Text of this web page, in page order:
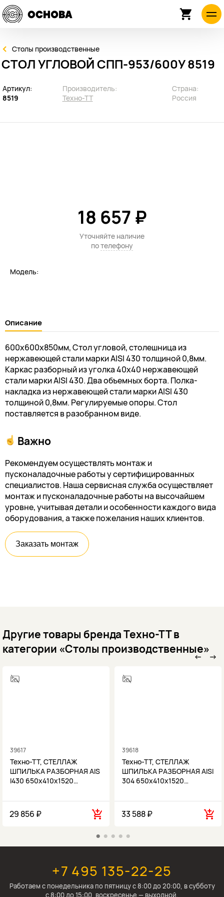
Столы производственные
СТОЛ УГЛОВОЙ СПП-953/600У 8519
Артикул:
8519
Производитель:
Техно-ТТ
Страна:
Россия
Модель:
18 657 ₽
Уточняйте наличие
потелефону
Описание
600х600х850мм, Стол угловой, столешница из
нержавеющей стали марки AISI 430 толщиной 0,8мм.
Каркас разборный из уголка 40х40 нержавеющей
стали марки AISI 430. Два объемных борта. Полка-
накладка из нержавеющей стали марки AISI 430
толщиной 0,8мм. Регулируемые опоры. Стол
поставляется в разобранном виде.
Важно
Рекомендуем осуществлять монтаж и
пусконаладочные работы у сертифицированных
специалистов. Наша сервисная служба осуществляет
монтаж и пусконаладочные работы на высочайшем
уровне, учитывая детали и особенности каждого вида
оборудования, а также пожелания наших клиентов.
Заказать монтаж
Другие товары бренда Техно-ТТ в
категории «Столы производственные»
←
39617
Техно-ТТ, СТЕЛЛАЖ
ШПИЛЬКА РАЗБОРНАЯ AIS
I430 650х410х1520…
29 856 ₽
39618
Техно-ТТ, СТЕЛЛАЖ
ШПИЛЬКА РАЗБОРНАЯ AISI
304 650х410х1520…
33 588 ₽
→
+7 495 135-22-25
Работаем c понедельника по пятницу с 8:00 до 20:00, в субботу
с 8:00 до 15:00, воскресенье — выходной.